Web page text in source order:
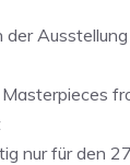
der
nur für den